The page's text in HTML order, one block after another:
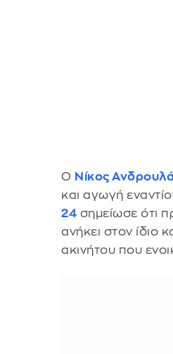
Ο Νίκος
και αγωγή
24 σημείωσε ότι
ανήκει στον ίδιο
ακινήτου που